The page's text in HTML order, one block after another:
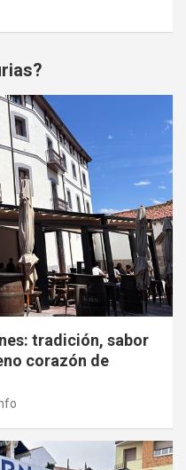
tradición, sabor
corazón de